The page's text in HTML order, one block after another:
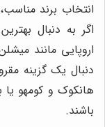
انتخاب برند
اگر به دنبال
اروپایی مانند
دنبال یک گزینه
هانکوک و کومهو یا
باشند.